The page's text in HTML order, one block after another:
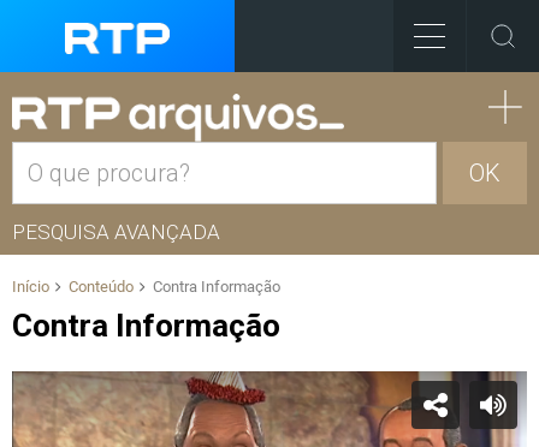
OK
PESQUISA AVANÇADA
Início Conteúdo Contra Informação
Contra Informação